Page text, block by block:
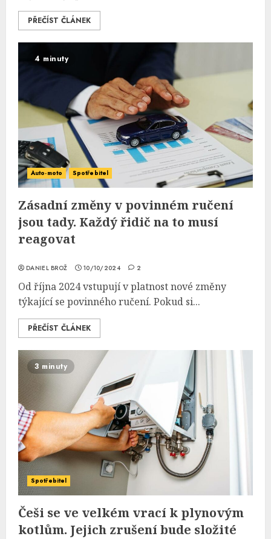
PŘEČÍST ČLÁNEK
4 minuty
Auto-moto Spotřebitel
Zásadní změny v povinném ručení
jsou tady. Každý řidič na to musí
reagovat
DANIEL BROŽ 10/10/2024 2
Od října 2024 vstupují v platnost nové změny
týkající se povinného ručení. Pokud si...
PŘEČÍST ČLÁNEK
3 minuty
Spotřebitel
Češi se ve velkém vrací k plynovým
kotlům. Jejich zrušení bude složité